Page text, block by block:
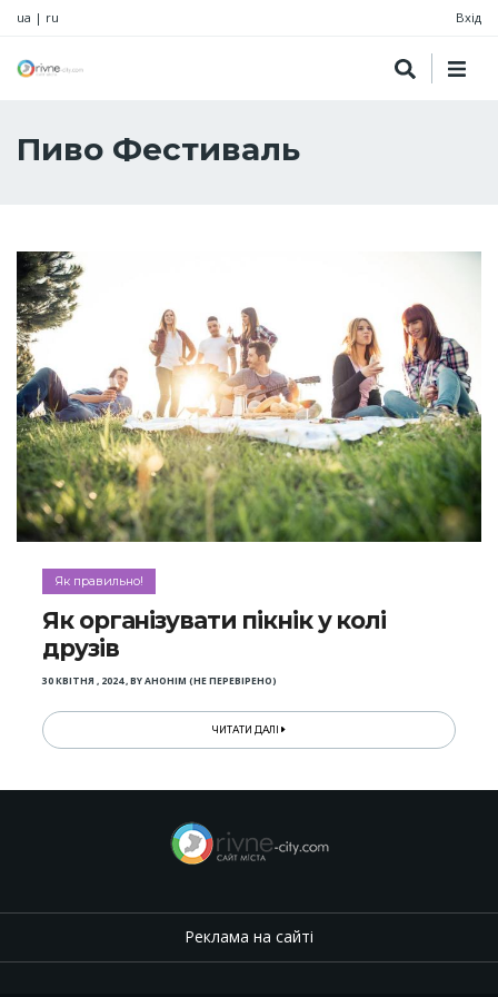
ua | ru Вхід
Пиво Фестиваль
Як правильно!
Як організувати пікнік у колі
друзів
30 КВІТНЯ , 2024,BYАНОНІМ (НЕ ПЕРЕВІРЕНО)
ЧИТАТИ ДАЛІ
Реклама на сайті